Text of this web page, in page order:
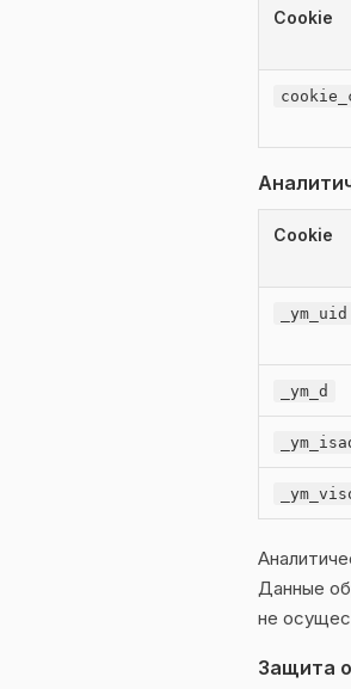
Cookie
Cookie
_ym_uid
_ym_d
Данные
не
Защита